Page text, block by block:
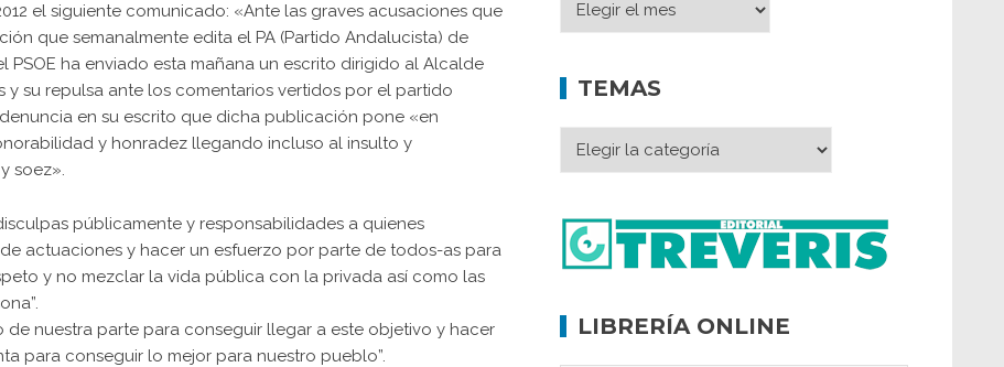
el siguiente comunicado: «Ante las graves acusaciones que
que semanalmente edita el PA (Partido Andalucista) de
ha enviado esta mañana un escrito dirigido al Alcalde
su repulsa ante los comentarios vertidos por el partido
en su escrito que dicha publicación pone «en
y honradez llegando incluso al insulto y
soez».
públicamente y responsabilidades a quienes
actuaciones y hacer un esfuerzo por parte de todos-as para
y no mezclar la vida pública con la privada así como las
de nuestra parte para conseguir llegar a este objetivo y hacer
para conseguir lo mejor para nuestro pueblo”.
TEMAS
LIBRERÍA ONLINE